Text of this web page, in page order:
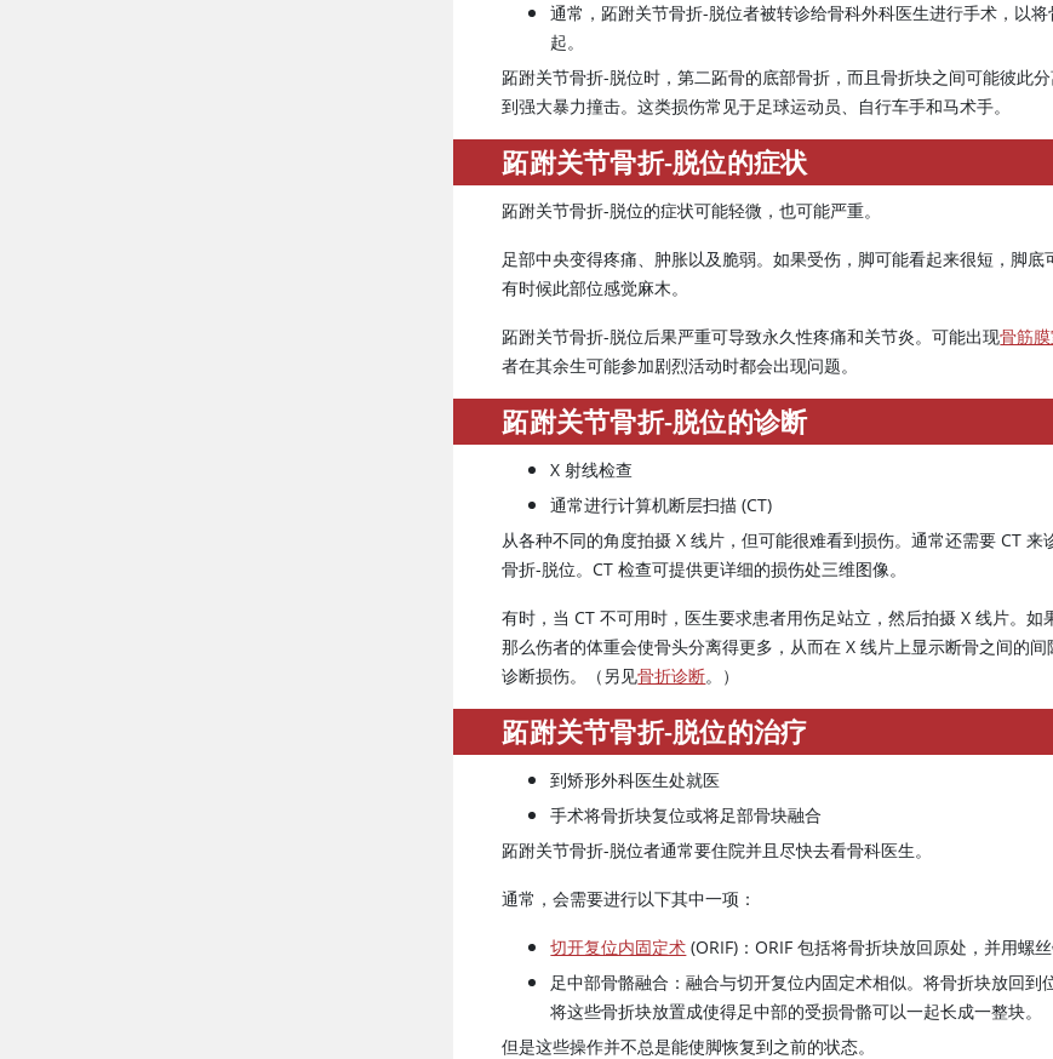
通常，跖跗关节骨折-脱位者被转诊给骨科外科医生进行手术，以
起。
跖跗关节骨折-脱位时，第二跖骨的底部骨折，而且骨折块之间可能彼此
到强大暴力撞击。这类损伤常见于足球运动员、自行车手和马术手。
跖跗关节骨折-脱位的症状
跖跗关节骨折-脱位的症状可能轻微，也可能严重。
足部中央变得疼痛、肿胀以及脆弱。如果受伤，脚可能看起来很短，脚底
有时候此部位感觉麻木。
跖跗关节骨折-脱位后果严重可导致永久性疼痛和关节炎。可能出现骨筋
者在其余生可能参加剧烈活动时都会出现问题。
跖跗关节骨折-脱位的诊断
X 射线检查
通常进行计算机断层扫描 (CT)
从各种不同的角度拍摄 X 线片，但可能很难看到损伤。通常还需要 CT 来
骨折-脱位。CT 检查可提供更详细的损伤处三维图像。
有时，当 CT 不可用时，医生要求患者用伤足站立，然后拍摄 X 线片。如
那么伤者的体重会使骨头分离得更多，从而在 X 线片上显示断骨之间的间
诊断损伤。（另见骨折诊断。）
跖跗关节骨折-脱位的治疗
到矫形外科医生处就医
手术将骨折块复位或将足部骨块融合
跖跗关节骨折-脱位者通常要住院并且尽快去看骨科医生。
通常，会需要进行以下其中一项：
切开复位内固定术 (ORIF)：ORIF 包括将骨折块放回原处，并用螺丝
足中部骨骼融合：融合与切开复位内固定术相似。将骨折块放回
将这些骨折块放置成使得足中部的受损骨骼可以一起长成一整块。
但是这些操作并不总是能使脚恢复到之前的状态。